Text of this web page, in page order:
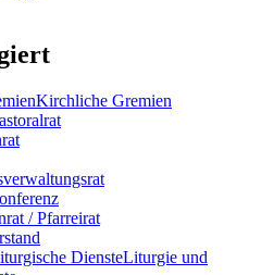
Kirchliche Gremien
/ Pfarreirat
Liturgie und